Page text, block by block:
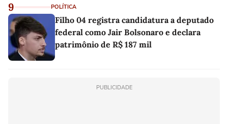
9 POLÍTICA
Filho 04 registra candidatura a deputado
federal como Jair Bolsonaro e declara
patrimônio de R$ 187 mil
PUBLICIDADE